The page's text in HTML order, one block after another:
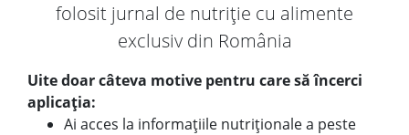
folosit jurnal de nutriție cu alimente
exclusiv din România
Uite doar câteva motive pentru care să încerci
aplicația:
Ai acces la informațiile nutriționale a peste